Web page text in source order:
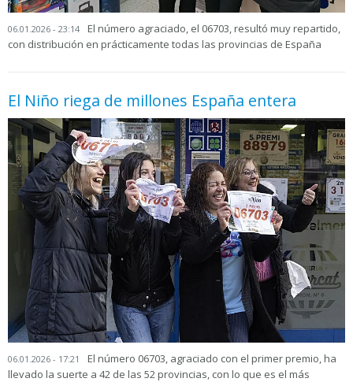
06.01.2026 - 23:14
El número agraciado, el 06703, resultó muy repartido,
con distribución en prácticamente todas las provincias de España
El Niño riega de millones España entera
06.01.2026 - 17:21
El número 06703, agraciado con el primer premio, ha
llevado la suerte a 42 de las 52 provincias, con lo que es el más